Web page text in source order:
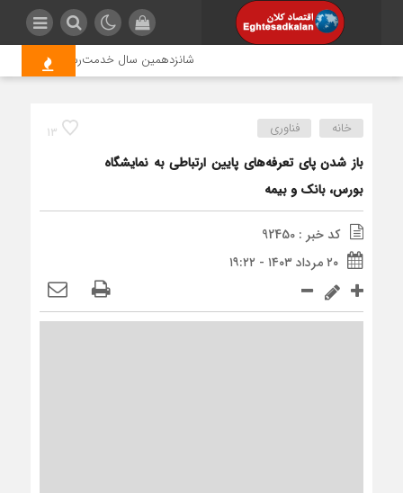
شانزدهمین سال خدمت‌رسانی موکب امام
13 خانه فناوری
باز شدن پای تعرفه‌های پایین ارتباطی به نمایشگاه
بورس، بانک و بیمه
کد خبر : 92450
۲۰ مرداد ۱۴۰۳ - ۱۹:۲۲